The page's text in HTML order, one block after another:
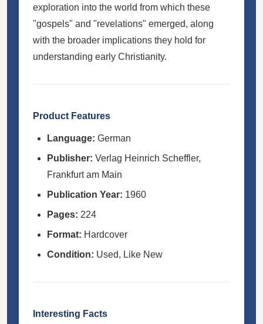
exploration into the world from which these
"gospels" and "revelations" emerged, along
with the broader implications they hold for
understanding early Christianity.
Product Features
Language: German
Publisher: Verlag Heinrich Scheffler,
Frankfurt am Main
Publication Year: 1960
Pages: 224
Format: Hardcover
Condition: Used, Like New
Interesting Facts